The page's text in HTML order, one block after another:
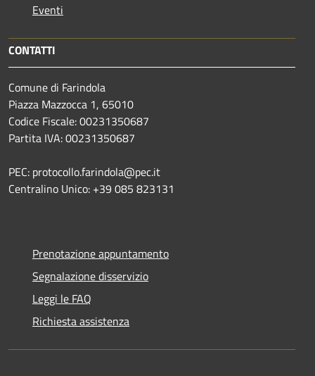
Eventi
CONTATTI
Comune di Farindola
Piazza Mazzocca 1, 65010
Codice Fiscale: 00231350687
Partita IVA: 00231350687
PEC: protocollo.farindola@pec.it
Centralino Unico: +39 085 823131
Prenotazione appuntamento
Segnalazione disservizio
Leggi le FAQ
Richiesta assistenza